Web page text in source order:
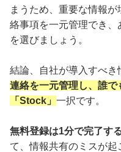
まうため、重要な情報
絡事項を一元管理でき
を選びましょう。
結論、自社が導入すべき
連絡を一元管理し、誰
「Stock」 一択です。
無料登録は1分で完了す
て、情報共有のミスが起